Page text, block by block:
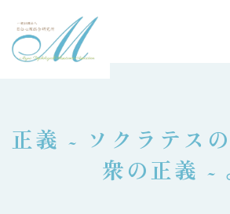
正義 ~ ソクラテス
衆の正義 ~